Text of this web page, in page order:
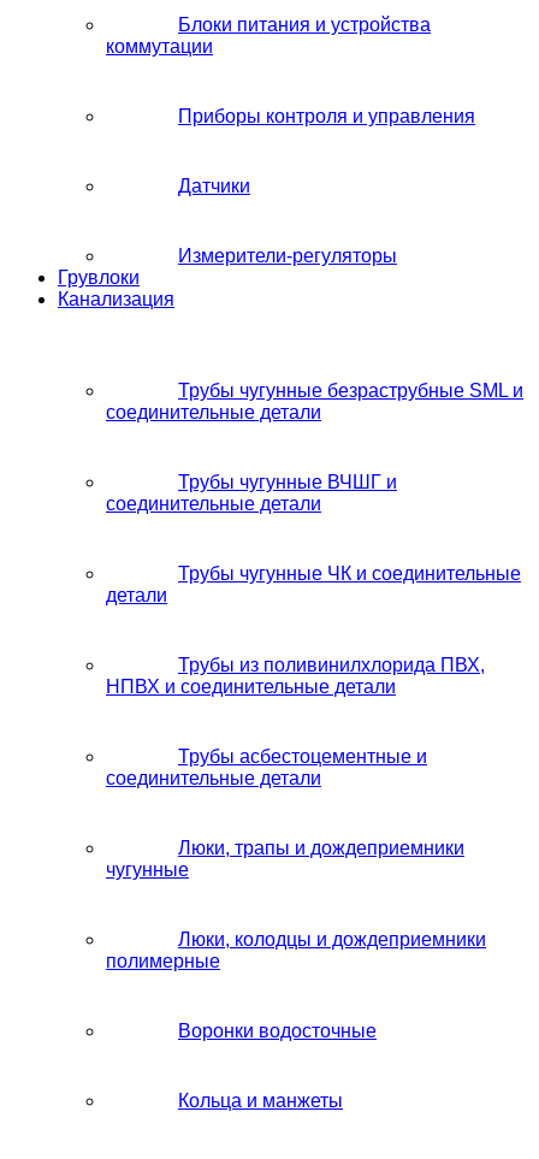
Блоки питания и устройства
коммутации
Приборы контроля и управления
Датчики
Измерители-регуляторы
Грувлоки
Канализация
Трубы чугунные безраструбные SML и
соединительные детали
Трубы чугунные ВЧШГ и
соединительные детали
Трубы чугунные ЧК и соединительные
детали
Трубы из поливинилхлорида ПВХ,
НПВХ и соединительные детали
Трубы асбестоцементные и
соединительные детали
Люки, трапы и дождеприемники
чугунные
Люки, колодцы и дождеприемники
полимерные
Воронки водосточные
Кольца и манжеты